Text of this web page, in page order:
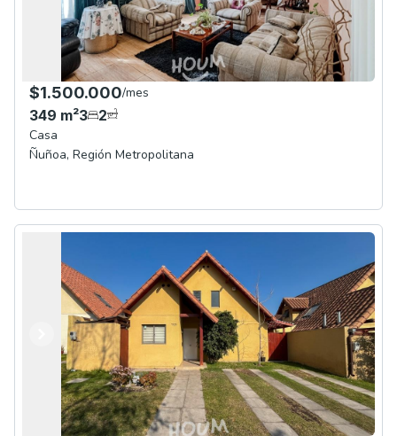
$1.500.000/mes
349 m²3 2
Casa
Ñuñoa, Región Metropolitana
Anterior
Siguiente